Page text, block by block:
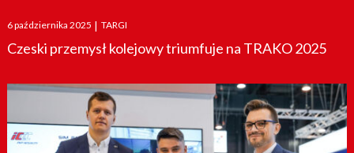
Posted
on
6 października 2025 | TARGI
Czeski przemysł kolejowy triumfuje na TRAKO 2025